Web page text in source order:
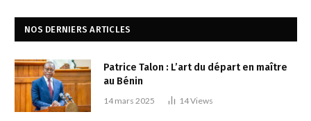
NOS DERNIERS ARTICLES
Patrice Talon : L’art du départ en maître
au Bénin
14 mars 2025 14Views